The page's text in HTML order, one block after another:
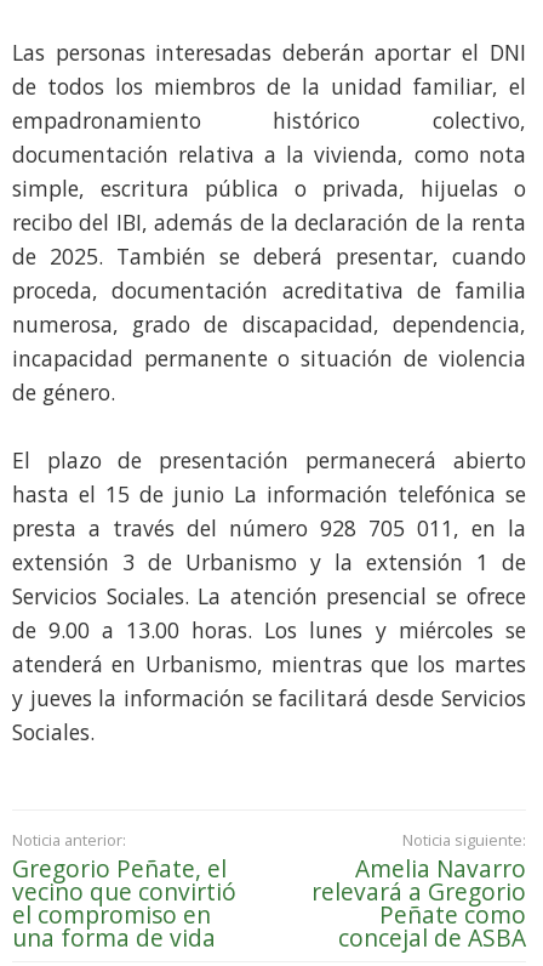
Las personas interesadas deberán aportar el DNI
de todos los miembros de la unidad familiar, el
empadronamiento histórico colectivo,
documentación relativa a la vivienda, como nota
simple, escritura pública o privada, hijuelas o
recibo del IBI, además de la declaración de la renta
de 2025. También se deberá presentar, cuando
proceda, documentación acreditativa de familia
numerosa, grado de discapacidad, dependencia,
incapacidad permanente o situación de violencia
de género.
El plazo de presentación permanecerá abierto
hasta el 15 de junio La información telefónica se
presta a través del número 928 705 011, en la
extensión 3 de Urbanismo y la extensión 1 de
Servicios Sociales. La atención presencial se ofrece
de 9.00 a 13.00 horas. Los lunes y miércoles se
atenderá en Urbanismo, mientras que los martes
y jueves la información se facilitará desde Servicios
Sociales.
Noticia anterior:
Gregorio Peñate, el
vecino que convirtió
el compromiso en
una forma de vida
Noticia siguiente:
Amelia Navarro
relevará a Gregorio
Peñate como
concejal de ASBA